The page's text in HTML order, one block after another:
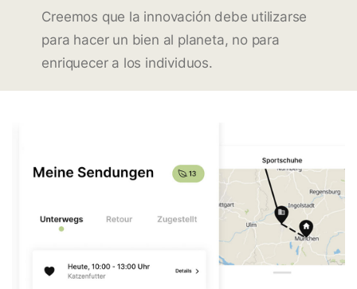
Creemos que la innovación debe utilizarse
para hacer un bien al planeta, no para
enriquecer a los individuos.